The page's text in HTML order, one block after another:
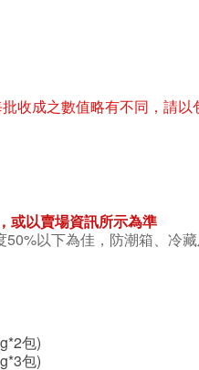
收成之數值略有不同，請
或以賣場資訊所示為準
以下為佳，防潮箱、冷藏
包)
包)